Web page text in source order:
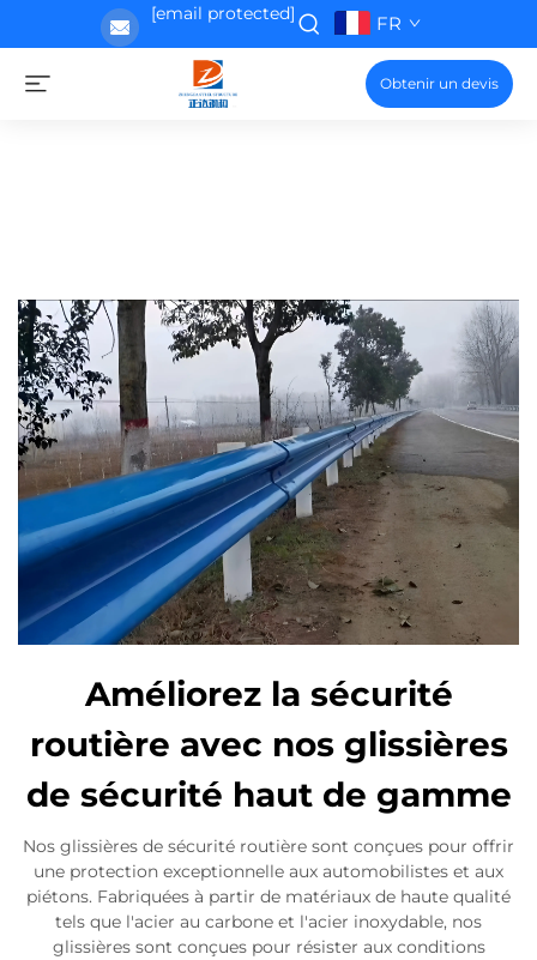
[email protected] FR
Obtenir un devis
Améliorez la sécurité
routière avec nos glissières
de sécurité haut de gamme
Nos glissières de sécurité routière sont conçues pour offrir
une protection exceptionnelle aux automobilistes et aux
piétons. Fabriquées à partir de matériaux de haute qualité
tels que l'acier au carbone et l'acier inoxydable, nos
glissières sont conçues pour résister aux conditions